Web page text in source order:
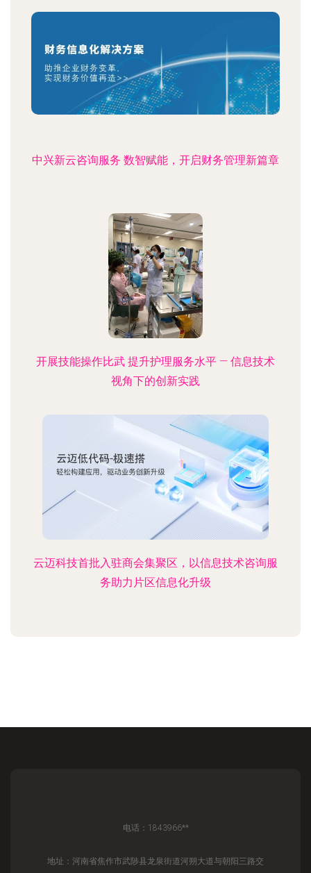
中兴新云咨询服务 数智赋能，开启财务管理新篇章
开展技能操作比武 提升护理服务水平 — 信息技术
视角下的创新实践
云迈科技首批入驻商会集聚区，以信息技术咨询服
务助力片区信息化升级
电话：1843966**
地址：河南省焦作市武陟县龙泉街道河朔大道与朝阳三路交